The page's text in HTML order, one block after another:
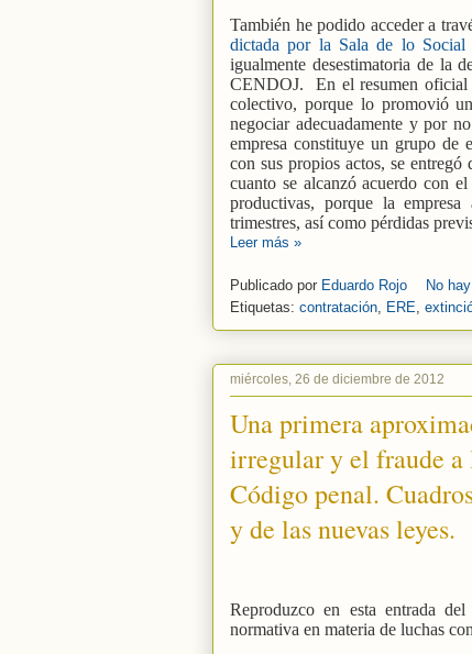
También he podido acceder a
dictada por la Sala de lo Social
igualmente desestimatoria de la
CENDOJ.
En el resumen oficial
colectivo, porque lo promovió
negociar adecuadamente y por
empresa constituye un grupo de
con sus propios actos, se
cuanto se alcanzó acuerdo con
productivas, porque la
trimestres, así como pérdidas
Leer más »
Publicado por Eduardo Rojo
No
Etiquetas: contratación ERE
miércoles, 26 de diciembre de 2012
Una primera
irregular y el fraude a
Código penal.
y de las nuevas leyes.
Reproduzco en esta entrada
normativa en materia de luchas